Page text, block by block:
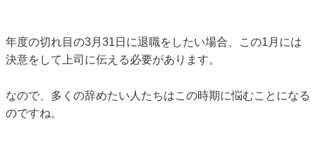
年度の切れ目の3月31日に退職をしたい場合、この1月には
決意をして上司に伝える必要があります。
なので、多くの辞めたい人たちはこの時期に悩むことになる
のですね。